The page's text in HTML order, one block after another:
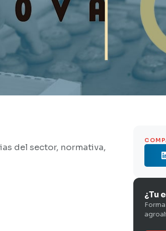
del sector, normativa,
¿Tu